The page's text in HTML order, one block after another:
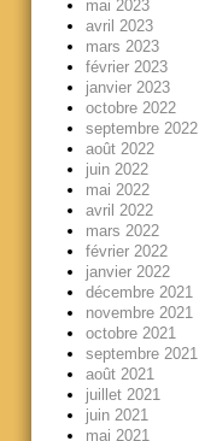
mai 2023
avril 2023
mars 2023
février 2023
janvier 2023
octobre 2022
septembre 2022
août 2022
juin 2022
mai 2022
avril 2022
mars 2022
février 2022
janvier 2022
décembre 2021
novembre 2021
octobre 2021
septembre 2021
août 2021
juillet 2021
juin 2021
mai 2021